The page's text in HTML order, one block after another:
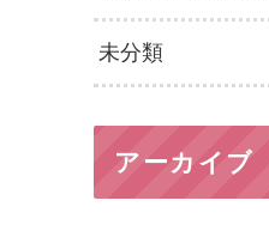
未分類
アーカイブ